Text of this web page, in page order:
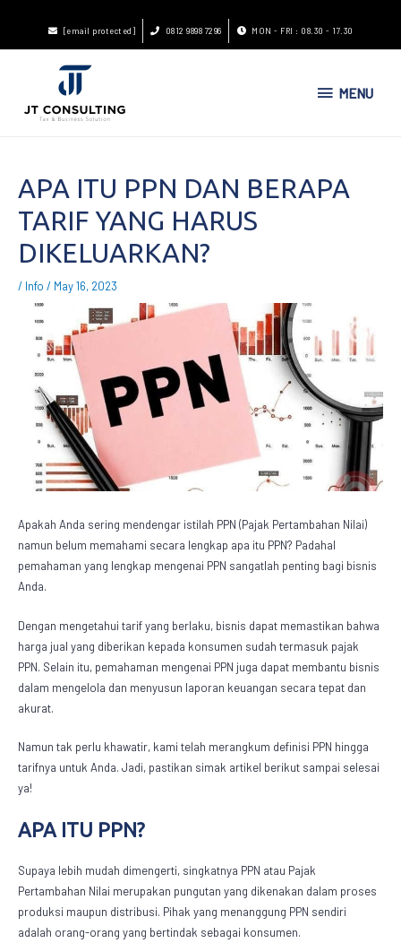
[email protected] 0812 9898 7296 MON - FRI : 08.30 - 17.30
MENU
APA ITU PPN DAN BERAPA
TARIF YANG HARUS
DIKELUARKAN?
/ Info / May 16, 2023
Apakah Anda sering mendengar istilah PPN (Pajak Pertambahan Nilai)
namun belum memahami secara lengkap apa itu PPN? Padahal
pemahaman yang lengkap mengenai PPN sangatlah penting bagi bisnis
Anda.
Dengan mengetahui tarif yang berlaku, bisnis dapat memastikan bahwa
harga jual yang diberikan kepada konsumen sudah termasuk pajak
PPN. Selain itu, pemahaman mengenai PPN juga dapat membantu bisnis
dalam mengelola dan menyusun laporan keuangan secara tepat dan
akurat.
Namun tak perlu khawatir, kami telah merangkum definisi PPN hingga
tarifnya untuk Anda. Jadi, pastikan simak artikel berikut sampai selesai
ya!
APA ITU PPN?
Supaya lebih mudah dimengerti, singkatnya PPN atau Pajak
Pertambahan Nilai merupakan pungutan yang dikenakan dalam proses
produksi maupun distribusi. Pihak yang menanggung PPN sendiri
adalah orang-orang yang bertindak sebagai konsumen.